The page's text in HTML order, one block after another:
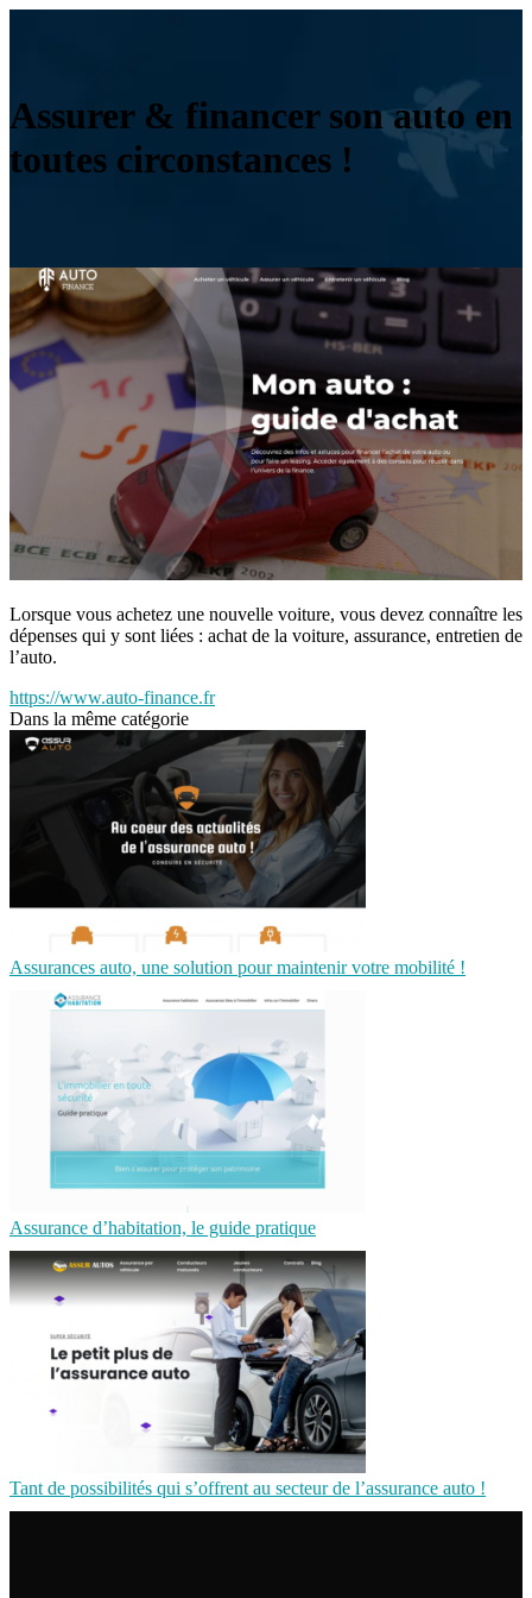
Assurer & financer son auto en
toutes circonstances !
Lorsque vous achetez une nouvelle voiture, vous devez connaître les
dépenses qui y sont liées : achat de la voiture, assurance, entretien de
l’auto.
https://www.auto-finance.fr
Dans la même catégorie
Assurances auto, une solution pour maintenir votre mobilité !
Assurance d’habitation, le guide pratique
Tant de possibilités qui s’offrent au secteur de l’assurance auto !